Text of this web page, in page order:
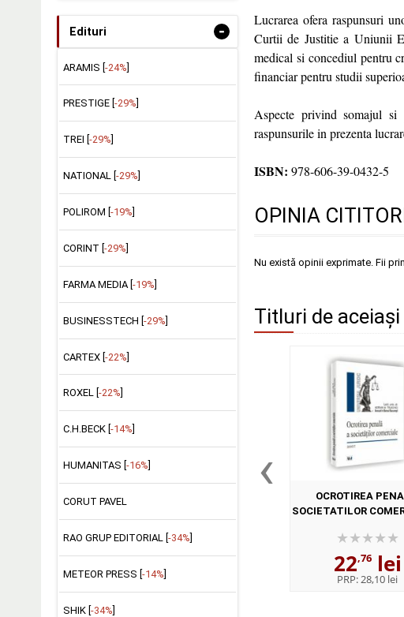
Edituri -
ARAMIS [-24%]
PRESTIGE [ -29%
TREI [ -29%
NATIONAL [ -29%
POLIROM [ -19%
CORINT [ -29%
FARMA MEDIA [ -19%
BUSINESSTECH [-29%]
CARTEX [-22%]
ROXEL [ -22%
C.H.BECK [ -14%
HUMANITAS [ -16%
CORUT PAVEL
RAO GRUP EDITORIAL [ -34%
METEOR PRESS [ -14%
SHIK [-34%]
Lucrarea ofera raspunsuri
Curtii de Justitie a Uniunii
medical si concediul pentru
financiar pentru studii
Aspecte privind somajul si
raspunsurile in prezenta
ISBN: 978-606-39-0432-5
OPINIA
Nu există opinii exprimate. Fii
Titluri de
‹
OCROTIREA
SOCIETATILOR
22,76lei
PRP:28,10 lei